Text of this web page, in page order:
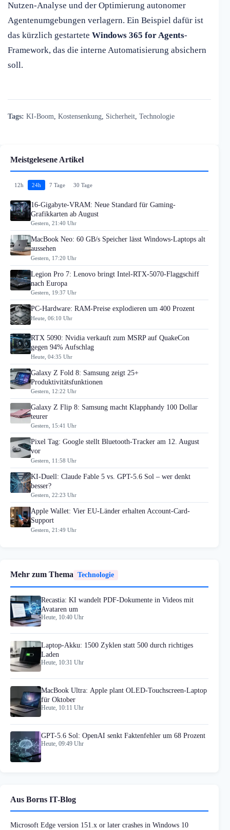
Nutzen-Analyse und der Optimierung autonomer
Agentenumgebungen verlagern. Ein Beispiel dafür ist
das kürzlich gestartete Windows 365 for Agents-
Framework, das die interne Automatisierung absichern
soll.
Tags: KI-Boom Kostensenkung Sicherheit Technologie
Meistgelesene Artikel
12h 24h 7 Tage 30 Tage
16-Gigabyte-VRAM: Neue Standard für Gaming-
Grafikkarten ab August
Gestern, 21:40 Uhr
MacBook Neo: 60 GB/s Speicher lässt Windows-Laptops alt
aussehen
Gestern, 17:20 Uhr
Legion Pro 7: Lenovo bringt Intel-RTX-5070-Flaggschiff
nach Europa
Gestern, 19:37 Uhr
PC-Hardware: RAM-Preise explodieren um 400 Prozent
Heute, 06:10 Uhr
RTX 5090: Nvidia verkauft zum MSRP auf QuakeCon
gegen 94% Aufschlag
Heute, 04:35 Uhr
Galaxy Z Fold 8: Samsung zeigt 25+
Produktivitätsfunktionen
Gestern, 12:22 Uhr
Galaxy Z Flip 8: Samsung macht Klapphandy 100 Dollar
teurer
Gestern, 15:41 Uhr
Pixel Tag: Google stellt Bluetooth-Tracker am 12. August
vor
Gestern, 11:58 Uhr
KI-Duell: Claude Fable 5 vs. GPT-5.6 Sol – wer denkt
besser?
Gestern, 22:23 Uhr
Apple Wallet: Vier EU-Länder erhalten Account-Card-
Support
Gestern, 21:49 Uhr
Mehr zum Thema Technologie
Recastia: KI wandelt PDF-Dokumente in Videos mit
Avataren um
Heute, 10:40 Uhr
Laptop-Akku: 1500 Zyklen statt 500 durch richtiges
Laden
Heute, 10:31 Uhr
MacBook Ultra: Apple plant OLED-Touchscreen-Laptop
für Oktober
Heute, 10:11 Uhr
GPT-5.6 Sol: OpenAI senkt Faktenfehler um 68 Prozent
Heute, 09:49 Uhr
Aus Borns IT-Blog
Microsoft Edge version 151.x or later crashes in Windows 10